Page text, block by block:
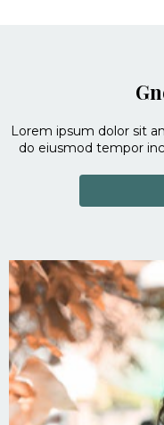
Lorem ipsum dolor sit
do eiusmod tempor